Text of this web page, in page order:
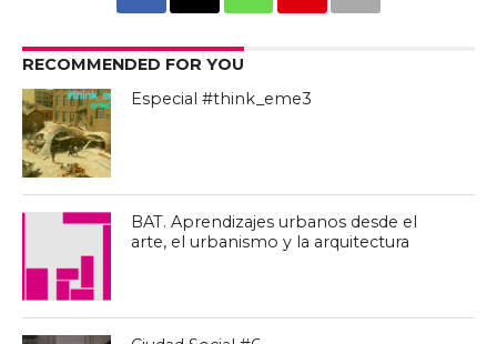
RECOMMENDED FOR YOU
Especial #think_eme3
BAT. Aprendizajes urbanos desde el
arte, el urbanismo y la arquitectura